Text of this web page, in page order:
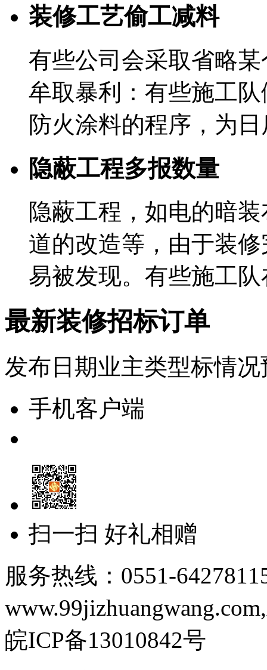
装修工艺偷工减料
有些公司会采取省略
牟取暴利：有些施工
防火涂料的程序，为
隐蔽工程多报数量
隐蔽工程，如电的暗
道的改造等，由于装
易被发现。有些施工
最新装修招标订单
发布日期业主类型标情况
手机客户端
扫一扫 好礼相赠
服务热线：0551-
皖ICP备13010842号